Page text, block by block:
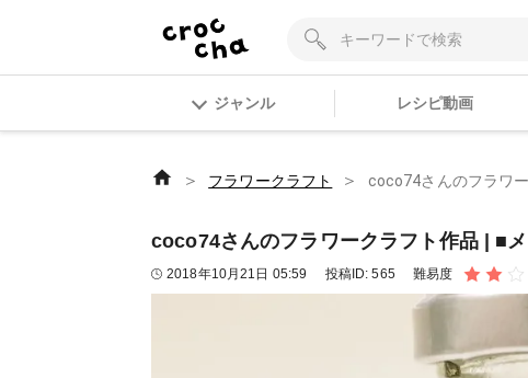
ジャンル レシピ動画
＞ フラワークラフト ＞ coco74さんのフラワ
coco74さんのフラワークラフト作品 | ■
2018年10月21日 05:59 投稿ID:565 難易度